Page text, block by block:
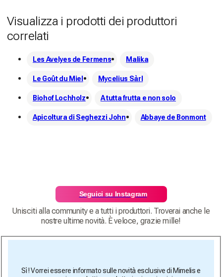
Visualizza i prodotti dei produttori
correlati
Les Avelyes de Fermens Malika
Le Goût du Miel Mycelius Sàrl
Biohof Lochholz A tutta frutta e non solo
Apicoltura di Seghezzi John Abbaye de Bonmont
Seguici su Instagram
Unisciti alla community e a tutti i produttori. Troverai anche le
nostre ultime novità. È veloce, grazie mille!
Sì ! Vorrei essere informato sulle novità esclusive di Mimelis e